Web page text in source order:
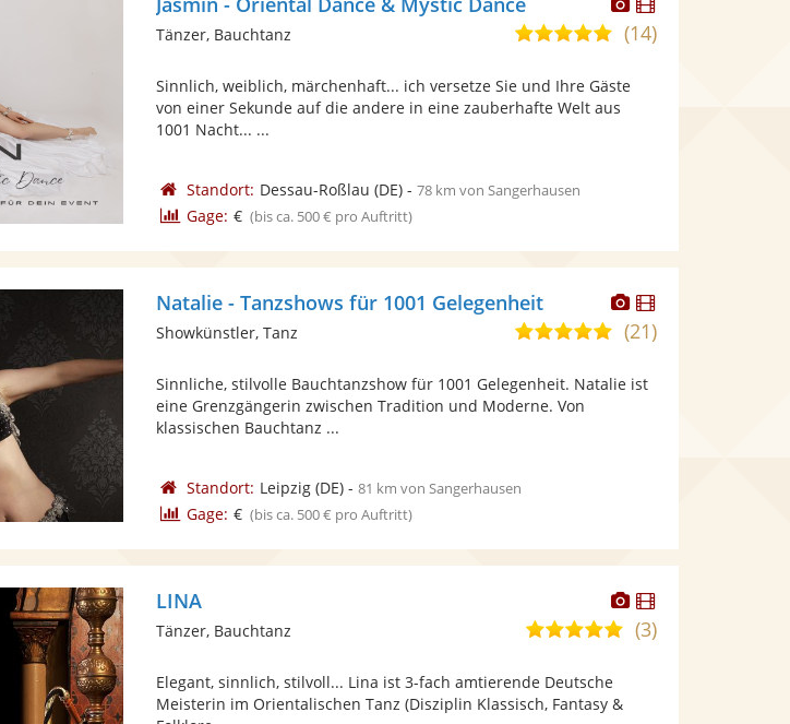
Künstler
stellt
Künstler
5,0
5
Sternen
(14)
Tänzer, Bauchtanz
Sinnlich, weiblich, märchenhaft... ich versetze Sie und Ihre Gäste
von einer Sekunde auf die andere in eine zauberhafte Welt aus
1001 Nacht... ...
Standort: Dessau-Roßlau (DE)- 78 km von Sangerhausen
Gage: € (bis ca. 500 € pro Auftritt)
Dieser
Künstler
stellt
Fotos
bereit.
Dieser
Künstler
Natalie - Tanzshows für 1001 Gelegenheit
5,0
5
(21)
Showkünstler, Tanz
Sinnliche, stilvolle Bauchtanzshow für 1001 Gelegenheit. Natalie ist
eine Grenzgängerin zwischen Tradition und Moderne. Von
klassischen Bauchtanz ...
Standort: Leipzig(DE)- 81 km von Sangerhausen
Gage: € (bis ca. 500 € pro Auftritt)
Dieser
Künstler
stellt
Dieser
Künstler
LINA
5,0
Sternen
(3)
Tänzer, Bauchtanz
Elegant, sinnlich, stilvoll... Lina ist 3-fach amtierende Deutsche
Meisterin im Orientalischen Tanz (Disziplin Klassisch, Fantasy &